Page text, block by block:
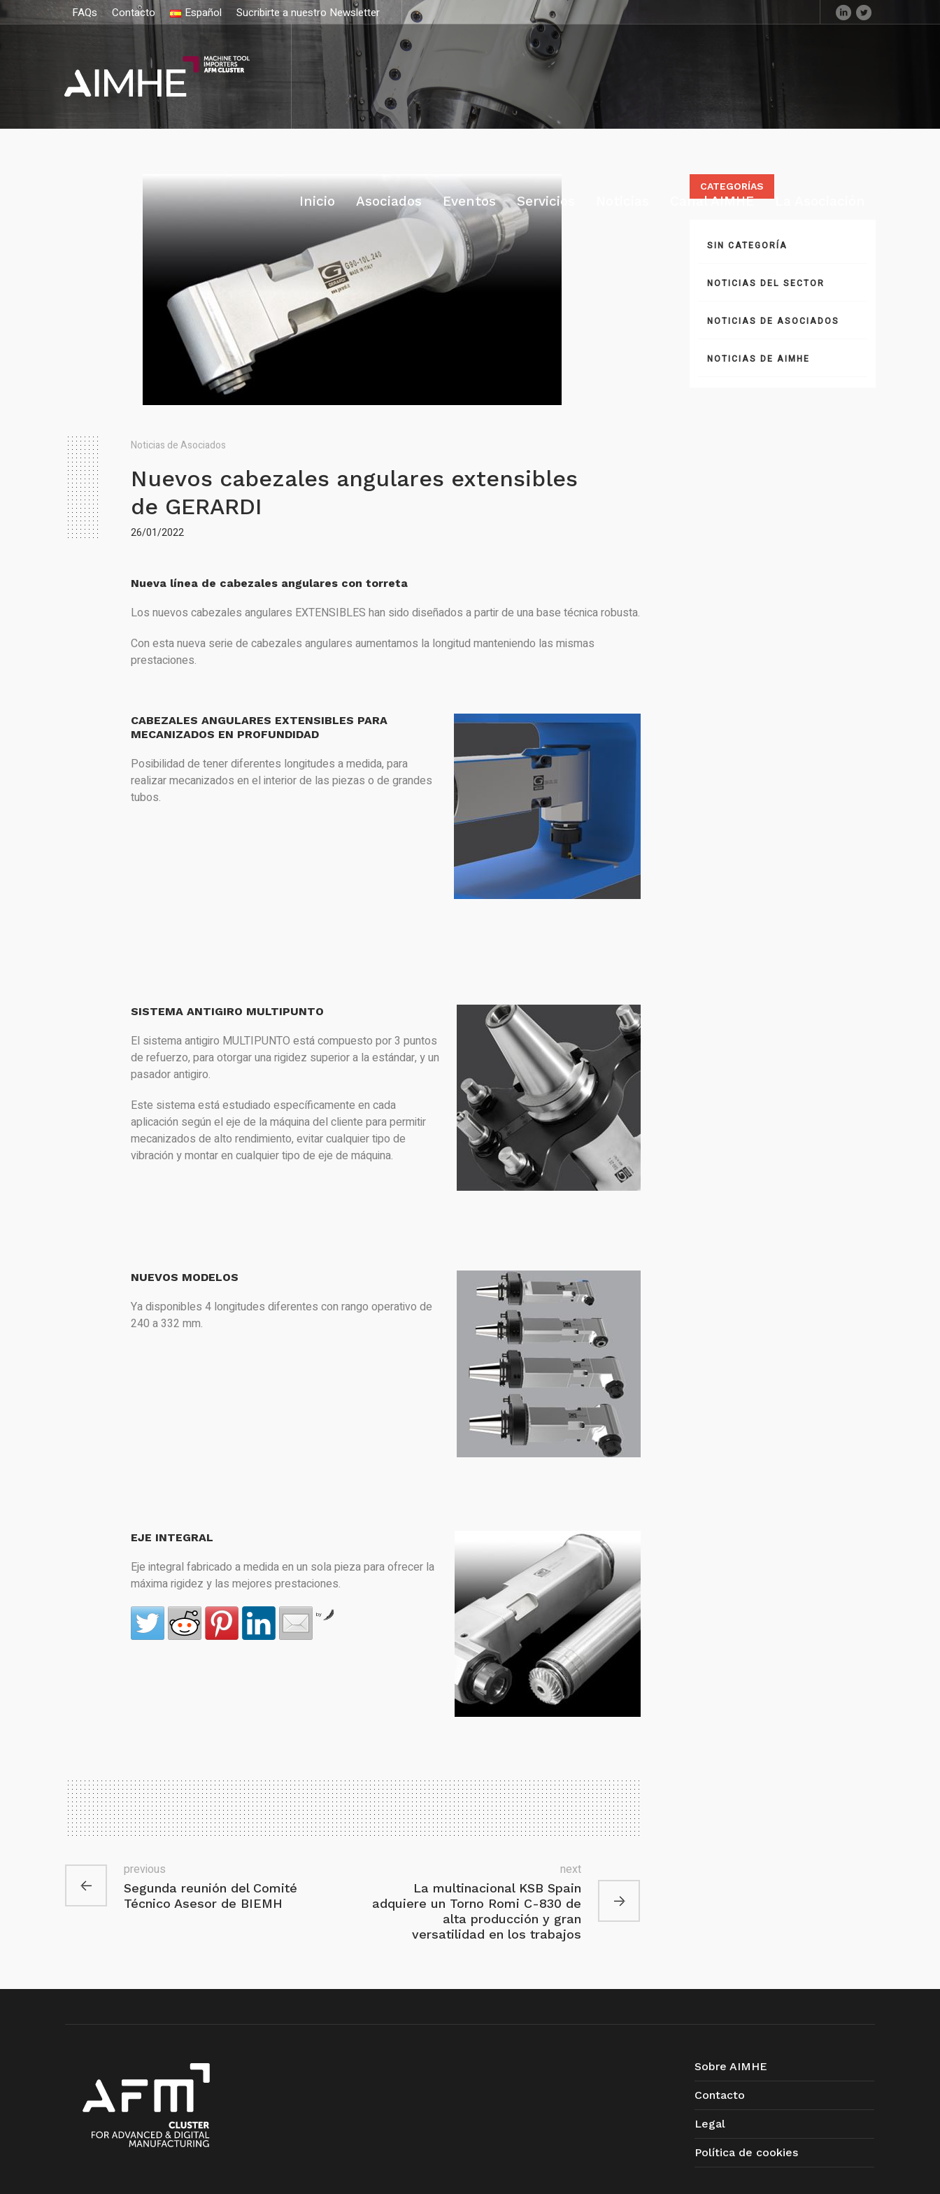
FAQs Contacto Español Sucribirte a nuestro Newsletter
Inicio Asociados Eventos Servicios Canal AIMHE
Noticias de Asociados
Nuevos cabezales angulares extensibles
de GERARDI
26/01/2022
Nueva línea de cabezales angulares con torreta
Los nuevos cabezales angulares EXTENSIBLES han sido diseñados a partir de una base técnica robusta.
Con esta nueva serie de cabezales angulares aumentamos la longitud manteniendo las mismas
prestaciones.
CABEZALES ANGULARES EXTENSIBLES PARA
MECANIZADOS EN PROFUNDIDAD
Posibilidad de tener diferentes longitudes a medida, para
realizar mecanizados en el interior de las piezas o de grandes
tubos.
SISTEMA ANTIGIRO MULTIPUNTO
El sistema antigiro MULTIPUNTO está compuesto por 3 puntos
de refuerzo, para otorgar una rigidez superior a la estándar, y un
pasador antigiro.
Este sistema está estudiado específicamente en cada
aplicación según el eje de la máquina del cliente para permitir
mecanizados de alto rendimiento, evitar cualquier tipo de
vibración y montar en cualquier tipo de eje de máquina.
NUEVOS MODELOS
Ya disponibles 4 longitudes diferentes con rango operativo de
240 a 332 mm.
EJE INTEGRAL
Eje integral fabricado a medida en un sola pieza para ofrecer la
máxima rigidez y las mejores prestaciones.
by
Segunda reunión del Comité
Técnico Asesor de BIEMH
previous
La multinacional KSB Spain
adquiere un Torno Romi C-830 de
alta producción y gran
versatilidad en los trabajos
next
CATEGORÍAS
SIN CATEGORÍA
NOTICIAS DEL SECTOR
NOTICIAS DE ASOCIADOS
NOTICIAS DE AIMHE
Sobre AIMHE
Contacto
Legal
Política de cookies